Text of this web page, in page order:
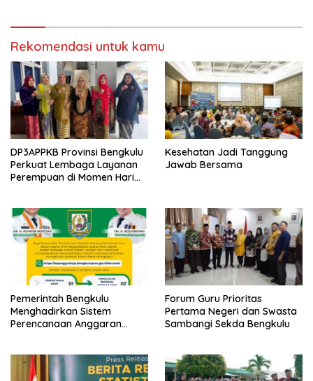
Rekomendasi untuk kamu
DP3APPKB Provinsi Bengkulu
Perkuat Lembaga Layanan
Perempuan di Momen Hari
Kesehatan Jadi Tanggung
Jawab Bersama
Pemerintah Bengkulu
Menghadirkan Sistem
Perencanaan Anggaran
Forum Guru Prioritas
Pertama Negeri dan Swasta
Sambangi Sekda Bengkulu